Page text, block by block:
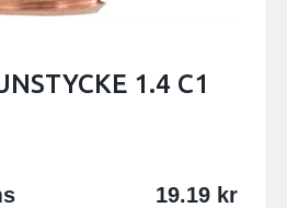
1.4 C1
19.19